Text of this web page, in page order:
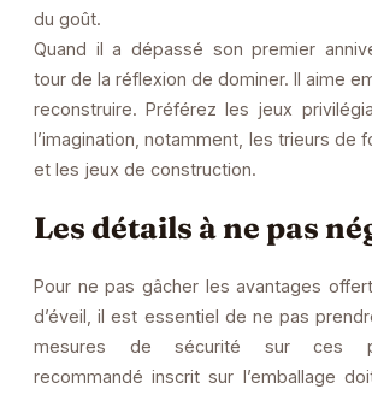
du goût.
Quand il a dépassé son premier
tour de la réflexion de dominer. Il aime
reconstruire. Préférez les jeux
l’imagination, notamment, les trieurs de
et les jeux de construction.
Les détails à ne pas
Pour ne pas gâcher les avantages
d’éveil, il est essentiel de ne pas
mesures de sécurité sur ces
recommandé inscrit sur l’emballage